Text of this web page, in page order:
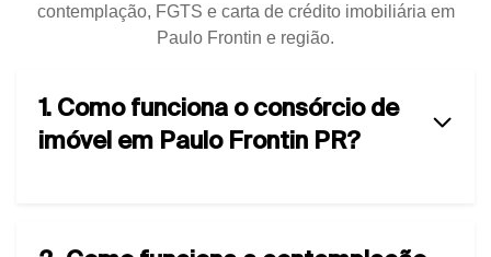
contemplação, FGTS e carta de crédito imobiliária em
Paulo Frontin e região.
1. Como funciona o consórcio de
imóvel em Paulo Frontin PR?